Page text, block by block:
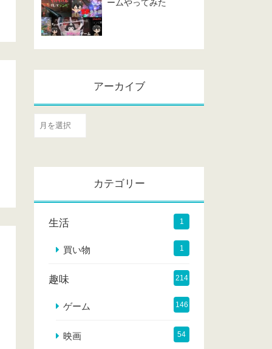
ームやってみた
アーカイブ
ア
ー
イ
カテゴリー
生活 1
買い物 1
趣味 214
ゲーム 146
映画 54